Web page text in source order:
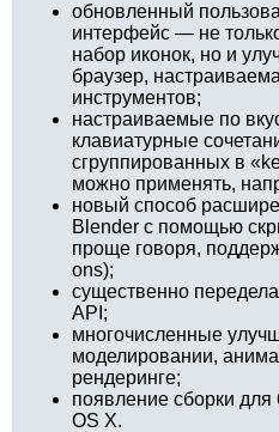
обновленный
интерфейс — не
набор иконок, но и
браузер,
инструментов;
настраиваемые по
клавиатурные
сгруппированных в
можно применять,
новый способ
Blender с помощью
проще говоря,
ons);
существенно
API;
многочисленные
моделировании,
рендеринге;
появление сборки
OS X.